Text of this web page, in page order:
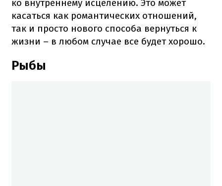
ко внутреннему исцелению. Это может
касаться как романтических отношений,
так и просто нового способа вернуться к
жизни – в любом случае все будет хорошо.
Рыбы